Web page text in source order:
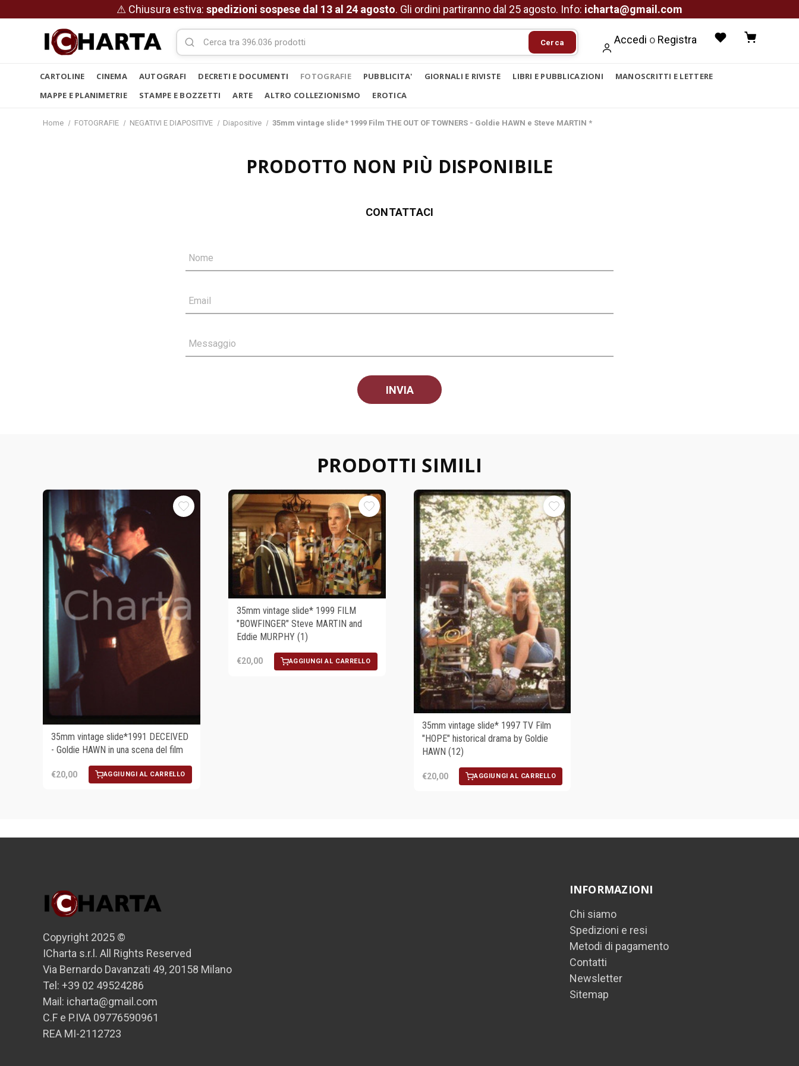
⚠ Chiusura estiva: spedizioni sospese dal 13 al 24 agosto. Gli ordini partiranno dal 25 agosto. Info: icharta@gmail.com
Cerca Accedi o Registra
CARTOLINE CINEMA AUTOGRAFI DECRETI E DOCUMENTI FOTOGRAFIE PUBBLICITA' GIORNALI E RIVISTE LIBRI E PUBBLICAZIONI
MANOSCRITTI E LETTERE
MAPPE E PLANIMETRIE
STAMPE E BOZZETTI ARTE ALTRO COLLEZIONISMO EROTICA
Home FOTOGRAFIE NEGATIVI E DIAPOSITIVE Diapositive 35mm vintage slide* 1999 Film THE OUT OF TOWNERS - Goldie HAWN e Steve MARTIN *
PRODOTTO NON PIÙ DISPONIBILE
CONTATTACI
Nome
Email
Messaggio
PRODOTTI SIMILI
35mm vintage slide*1991 DECEIVED
- Goldie HAWN in una scena del film
€20,00 AGGIUNGI AL CARRELLO
35mm vintage slide* 1999 FILM
"BOWFINGER" Steve MARTIN and
Eddie MURPHY (1)
€20,00 AGGIUNGI AL CARRELLO
35mm vintage slide* 1997 TV Film
"HOPE" historical drama by Goldie
HAWN (12)
€20,00 AGGIUNGI AL CARRELLO
Copyright 2025 ©
ICharta s.r.l. All Rights Reserved
Via Bernardo Davanzati 49, 20158 Milano
Tel: +39 02 49524286
Mail: icharta@gmail.com
C.F e P.IVA 09776590961
REA MI-2112723
INFORMAZIONI
Chi siamo
Spedizioni e resi
Metodi di pagamento
Contatti
Newsletter
Sitemap